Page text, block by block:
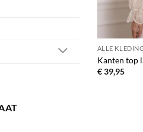
ALLE
Kanten top
€39,95